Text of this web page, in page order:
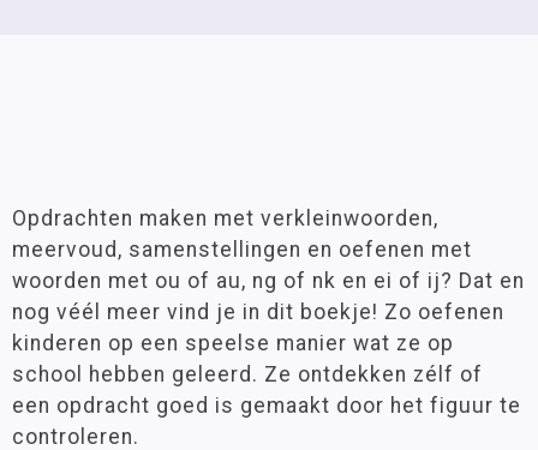
Opdrachten maken met verkleinwoorden,
meervoud, samenstellingen en oefenen met
woorden met ou of au, ng of nk en ei of ij? Dat en
nog véél meer vind je in dit boekje! Zo oefenen
kinderen op een speelse manier wat ze op
school hebben geleerd. Ze ontdekken zélf of
een opdracht goed is gemaakt door het figuur te
controleren.